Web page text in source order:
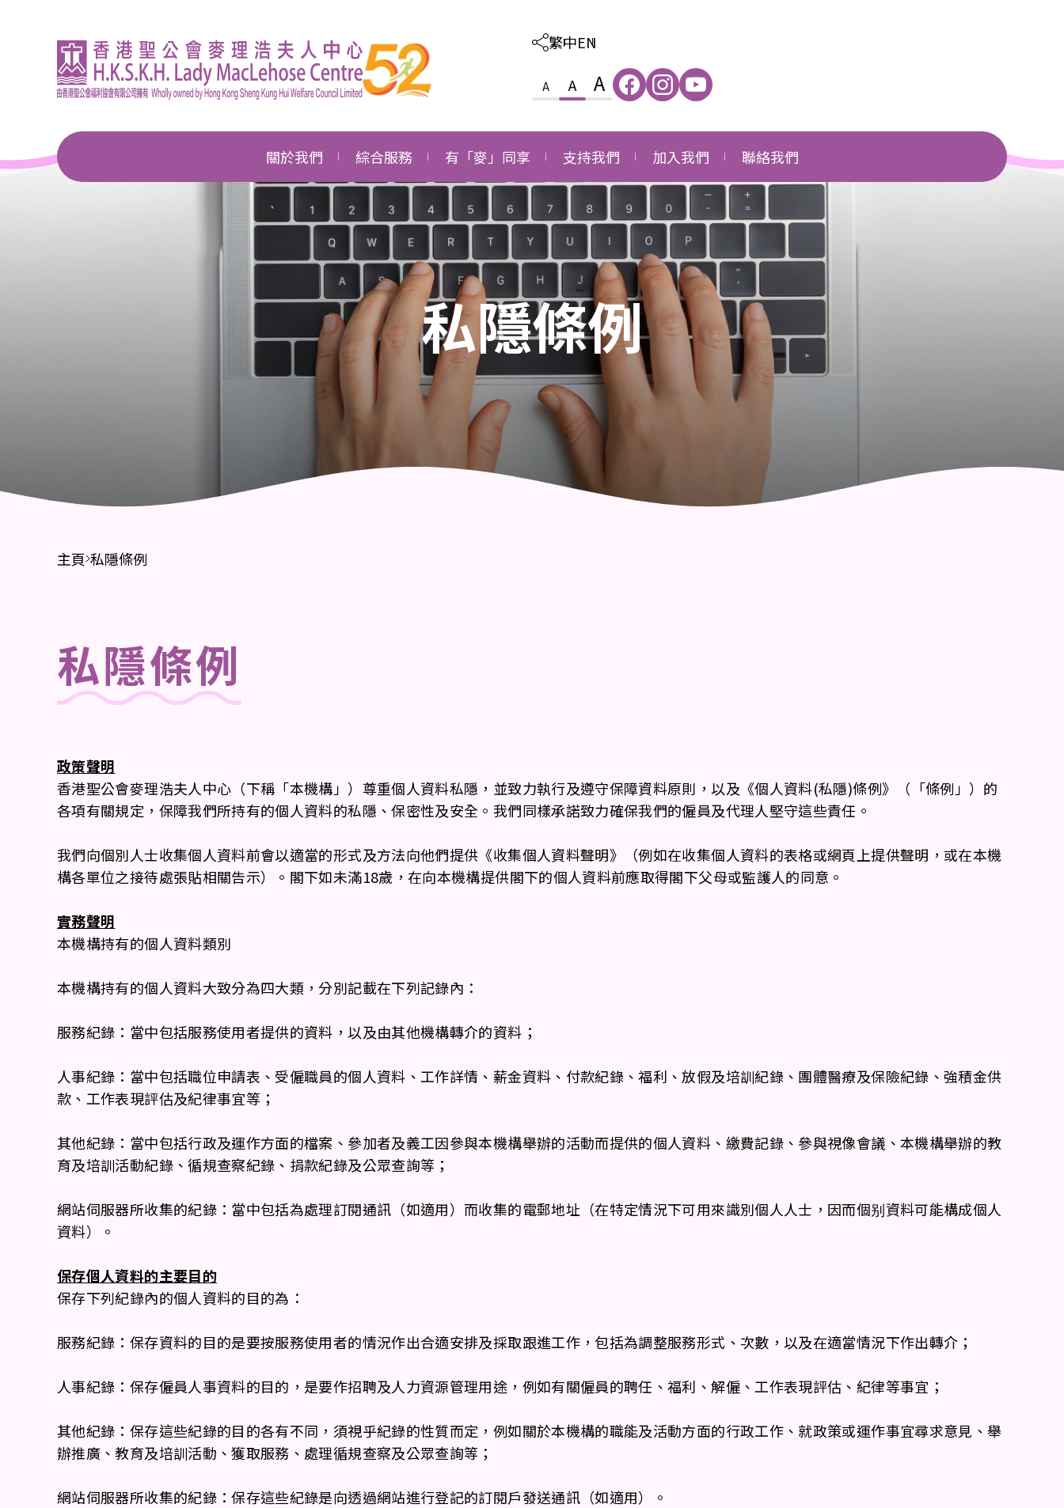
繁中EN
A A A
關於我們
機構簡介
總幹事的話
企業管治
獎項及殊榮
新聞中心
財務報告
綜合服務
照顧及教育綜合服務
家庭及社區綜合服務
就業發展綜合服務
長者社區支援綜合服務
長者社區照顧綜合服務
社區健康綜合服務
有「麥」同享
感恩
成長
同行
支持我們
外購服務
捐款支持
成為義工
成為企業伙伴
鳴謝
加入我們
職位空缺
職位申請
聯絡我們
單位一覽
相關網頁
下載區
私隱條例
主頁 私隱條例
私隱條例
政策聲明
香港聖公會麥理浩夫人中心（下稱「本機構」）尊重個人資料私隱，並致力執行及遵守保障資料原則，以及《個人資料(私隱)條例》（「條例」）的
各項有關規定，保障我們所持有的個人資料的私隱、保密性及安全。我們同樣承諾致力確保我們的僱員及代理人堅守這些責任。
我們向個別人士收集個人資料前會以適當的形式及方法向他們提供《收集個人資料聲明》（例如在收集個人資料的表格或網頁上提供聲明，或在本機
構各單位之接待處張貼相關告示）。閣下如未滿18歲，在向本機構提供閣下的個人資料前應取得閣下父母或監護人的同意。
實務聲明
本機構持有的個人資料類別
本機構持有的個人資料大致分為四大類，分別記載在下列記錄內：
服務紀錄：當中包括服務使用者提供的資料，以及由其他機構轉介的資料；
人事紀錄：當中包括職位申請表、受僱職員的個人資料、工作詳情、薪金資料、付款紀錄、福利、放假及培訓紀錄、團體醫療及保險紀錄、強積金供
款、工作表現評估及紀律事宜等；
其他紀錄：當中包括行政及運作方面的檔案、參加者及義工因參與本機構舉辦的活動而提供的個人資料、繳費記錄、參與視像會議、本機構舉辦的教
育及培訓活動紀錄、循規查察紀錄、捐款紀錄及公眾查詢等；
網站伺服器所收集的紀錄：當中包括為處理訂閱通訊（如適用）而收集的電郵地址（在特定情況下可用來識別個人人士，因而個别資料可能構成個人
資料）。
保存個人資料的主要目的
保存下列紀錄內的個人資料的目的為：
服務紀錄：保存資料的目的是要按服務使用者的情況作出合適安排及採取跟進工作，包括為調整服務形式、次數，以及在適當情況下作出轉介；
人事紀錄：保存僱員人事資料的目的，是要作招聘及人力資源管理用途，例如有關僱員的聘任、福利、解僱、工作表現評估、紀律等事宜；
其他紀錄：保存這些紀錄的目的各有不同，須視乎紀錄的性質而定，例如關於本機構的職能及活動方面的行政工作、就政策或運作事宜尋求意見、舉
辦推廣、教育及培訓活動、獲取服務、處理循規查察及公眾查詢等；
網站伺服器所收集的紀錄：保存這些紀錄是向透過網站進行登記的訂閱戶發送通訊（如適用）。